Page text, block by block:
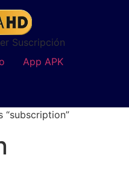
Suscripción
App APK